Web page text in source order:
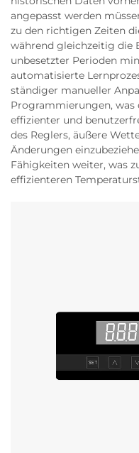
angepasst werden
zu den richtigen Zeiten
während gleichzeitig die
unbesetzter Perioden
automatisierte
ständiger manueller
Programmierungen, was
effizienter und
des Reglers, äußere
Änderungen
Fähigkeiten weiter, was
effizienteren